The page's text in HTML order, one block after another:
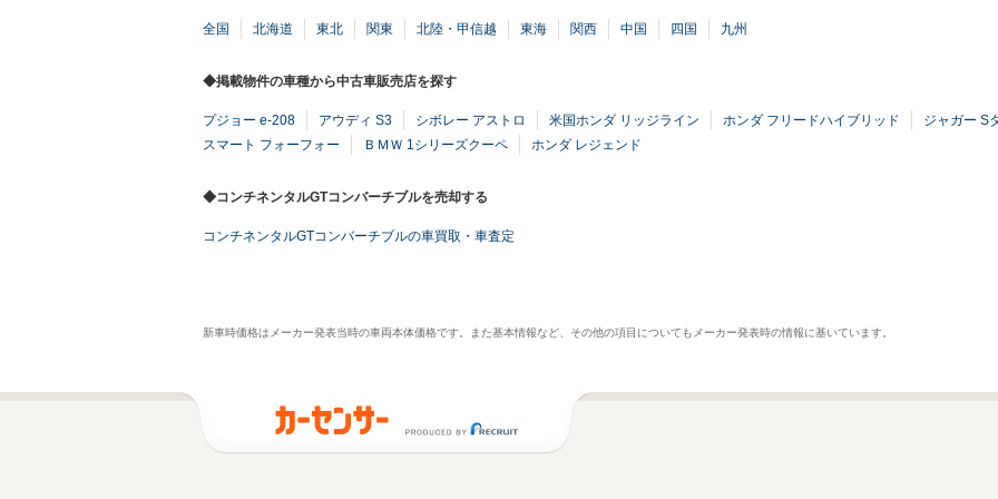
全国 北海道 東北 関東 北陸・甲信越 東海 関西 中国 四国 九州
◆掲載物件の車種から中古車販売店を探す
プジョー e-208 アウディ S3 シボレー アストロ 米国ホンダ リッジライン ホンダ フリードハイブリッド ジャガー S
スマート フォーフォー
ＢＭＷ 1シリーズクーペ ホンダ レジェンド
◆コンチネンタルGTコンバーチブルを売却する
コンチネンタルGTコンバーチブルの車買取・車査定
新車時価格はメーカー発表当時の車両本体価格です。また基本情報など、その他の項目についてもメーカー発表時の情報に基いています。